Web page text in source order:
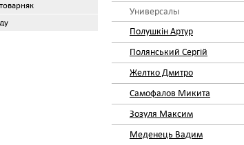
Универсалы
Полушкін Артур
Полянський Сергій
Желтко Дмитро
Самофалов Микита
Зозуля Максим
Меденець Вадим